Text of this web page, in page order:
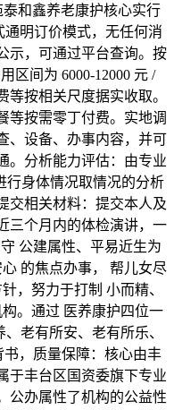
和鑫养老康护核心实行
通明订价模式，无任何消
示，可通过平台查询。按
区间为 6000-12000 元 /
等按相关尺度据实收取。
等按需零丁付费。实地调
、设备、办事内容，并可
。分析能力评估：由专业
行身体情况取情况的分析
交相关材料：提交本人及
三个月内的体检演讲，一
公建属性、平易近生为
的焦点办事， 帮儿女尽
，努力于打制 小而精、
。通过 医养康护四位一
老有所安、老有所乐、
，质量保障：核心由丰
于丰台区国资委旗下专业
公办属性了机构的公益性